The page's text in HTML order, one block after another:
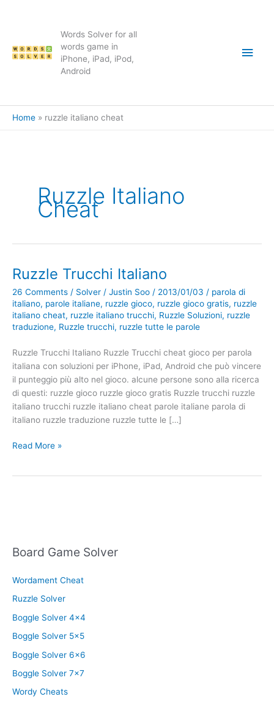
Words Solver for all
words game in
iPhone, iPad, iPod,
Android
Main
Home ruzzle italiano cheat
Ruzzle Italiano
Cheat
Ruzzle Trucchi Italiano
26 Comments / Solver / Justin Soo / 2013/01/03 / parola di
italiano, parole italiane, ruzzle gioco, ruzzle gioco gratis, ruzzle
italiano cheat, ruzzle italiano trucchi, Ruzzle Soluzioni, ruzzle
traduzione, Ruzzle trucchi, ruzzle tutte le parole
Ruzzle Trucchi Italiano Ruzzle Trucchi cheat gioco per parola
italiana con soluzioni per iPhone, iPad, Android che può vincere
il punteggio più alto nel gioco. alcune persone sono alla ricerca
di questi: ruzzle gioco ruzzle gioco gratis Ruzzle trucchi ruzzle
italiano trucchi ruzzle italiano cheat parole italiane parola di
italiano ruzzle traduzione ruzzle tutte le […]
Ruzzle
Read More »
Board Game Solver
Wordament Cheat
Ruzzle Solver
Boggle Solver 4×4
Boggle Solver 5×5
Boggle Solver 6×6
Boggle Solver 7×7
Wordy Cheats